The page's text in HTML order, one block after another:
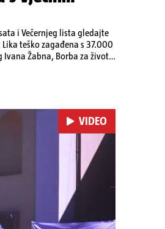
i Večernjeg lista gledajte
teško zagađena s 37.000
Ivana Žabna, Borba za život
VIDEO